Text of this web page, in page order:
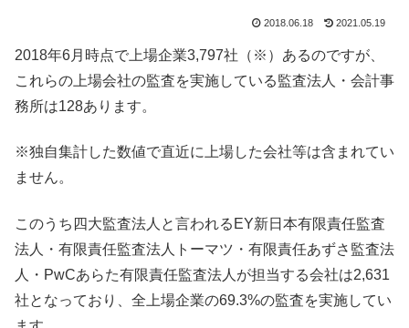
2018.06.18 2021.05.19
2018年6月時点で上場企業3,797社（※）あるのですが、
これらの上場会社の監査を実施している監査法人・会計事
務所は128あります。
※独自集計した数値で直近に上場した会社等は含まれてい
ません。
このうち四大監査法人と言われるEY新日本有限責任監査
法人・有限責任監査法人トーマツ・有限責任あずさ監査法
人・PwCあらた有限責任監査法人が担当する会社は2,631
社となっており、全上場企業の69.3%の監査を実施してい